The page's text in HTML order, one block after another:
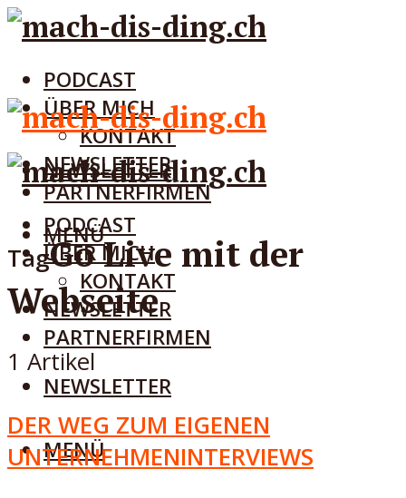
PODCAST
ÜBER MICH
KONTAKT
NEWSLETTER
PARTNERFIRMEN
NEWSLETTER
MENÜ
PODCAST
ÜBER MICH
KONTAKT
NEWSLETTER
PARTNERFIRMEN
NEWSLETTER
MENÜ
TagGo Live mit der
Webseite
1 Artikel
DER WEG ZUM EIGENEN
UNTERNEHMENINTERVIEWS